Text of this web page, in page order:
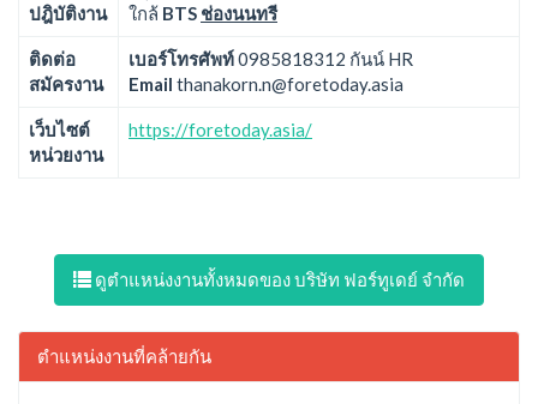
ปฎิบัติงาน
ใกล้ BTS ช่องนนทรี
ติดต่อ
สมัครงาน
เบอร์โทรศัพท์0985818312 กันน์ HR
Email thanakorn.n@foretoday.asia
เว็บไซต์
หน่วยงาน
https://foretoday.asia/
ดูตำแหน่งงานทั้งหมดของ บริษัท ฟอร์ทูเดย์ จำกัด
ตำแหน่งงานที่คล้ายกัน